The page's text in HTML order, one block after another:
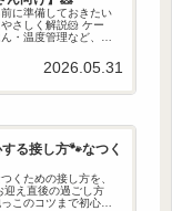
に準備しておきたい
さしく解説🐹 ケー
・温度管理など、安
2026.05.31
る接し方🐾なつく
くための接し方を、
迎え直後の過ごし方
このコツまで初心者